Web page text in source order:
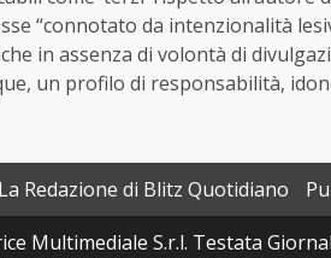
“connotato da intenzionalità
in assenza di volontà di
un profilo di responsabilità,
La Redazione di Blitz Quotidiano
Multimediale S.r.l. Testata